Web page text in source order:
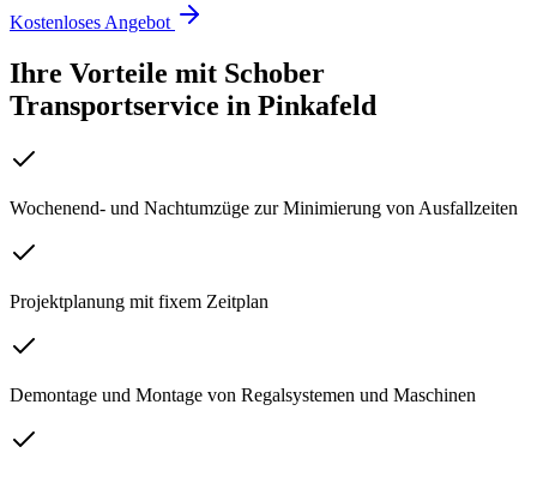
Kostenloses Angebot
Ihre Vorteile mit Schober
Transportservice in Pinkafeld
Wochenend- und Nachtumzüge zur Minimierung von Ausfallzeiten
Projektplanung mit fixem Zeitplan
Demontage und Montage von Regalsystemen und Maschinen